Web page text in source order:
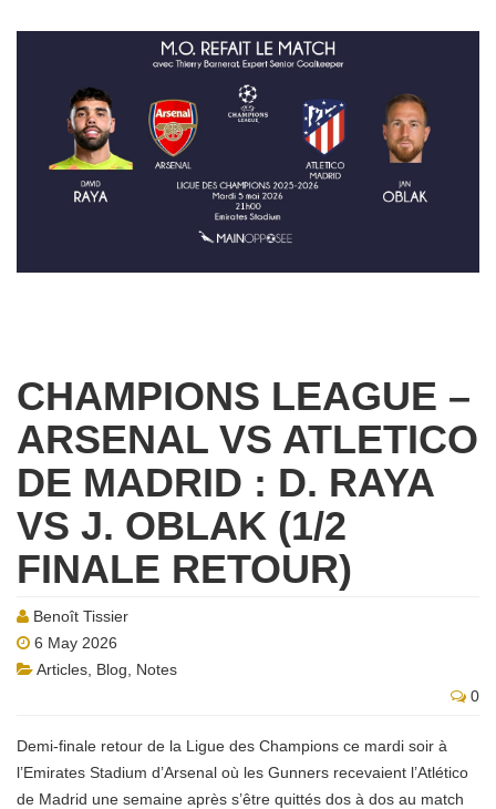
CHAMPIONS LEAGUE –
ARSENAL VS ATLETICO
DE MADRID : D. RAYA
VS J. OBLAK (1/2
FINALE RETOUR)
Benoît Tissier
6 May 2026
Articles Blog
Notes
0
Demi-finale retour de la Ligue des Champions ce mardi soir à
l’Emirates Stadium d’Arsenal où les Gunners recevaient l’Atlético
de Madrid une semaine après s’être quittés dos à dos au match